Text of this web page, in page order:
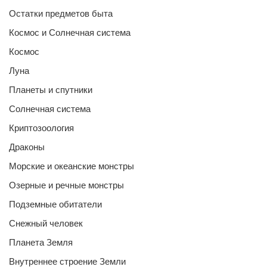
Остатки предметов быта
Космос и Солнечная система
Космос
Луна
Планеты и спутники
Солнечная система
Криптозоология
Драконы
Морские и океанские монстры
Озерные и речные монстры
Подземные обитатели
Снежный человек
Планета Земля
Внутреннее строение Земли